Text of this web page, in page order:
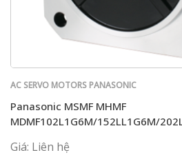
AC SERVO MOTORS PANASONIC
Panasonic MSMF MHMF
MDMF102L1G6M/152LL1G6M/
Giá: Liên hệ